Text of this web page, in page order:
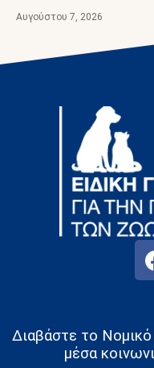
Διαβάστε το Νομικό
μέσα